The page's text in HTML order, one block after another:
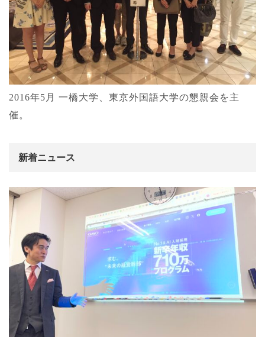
2016年5月 一橋大学、東京外国語大学の懇親会を主
催。
新着ニュース